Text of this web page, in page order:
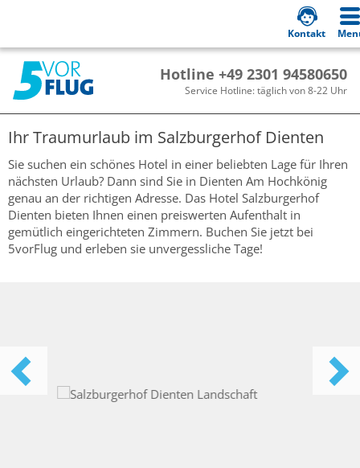
Hotline +49 2301 94580650
Service Hotline: täglich von 8-22 Uhr
Kontakt
Ihr Traumurlaub im Salzburgerhof Dienten
Sie suchen ein schönes Hotel in einer beliebten Lage für Ihren
nächsten Urlaub? Dann sind Sie in Dienten Am Hochkönig
genau an der richtigen Adresse. Das Hotel Salzburgerhof
Dienten bieten Ihnen einen preiswerten Aufenthalt in
gemütlich eingerichteten Zimmern. Buchen Sie jetzt bei
5vorFlug und erleben sie unvergessliche Tage!